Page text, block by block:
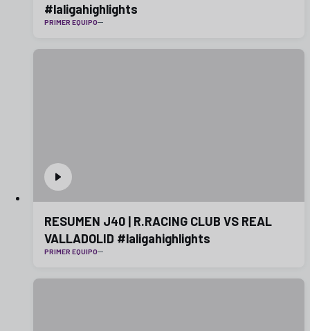
#laligahighlights
PRIMER EQUIPO
RESUMEN J40 | R.RACING CLUB VS REAL
VALLADOLID #laligahighlights
PRIMER EQUIPO